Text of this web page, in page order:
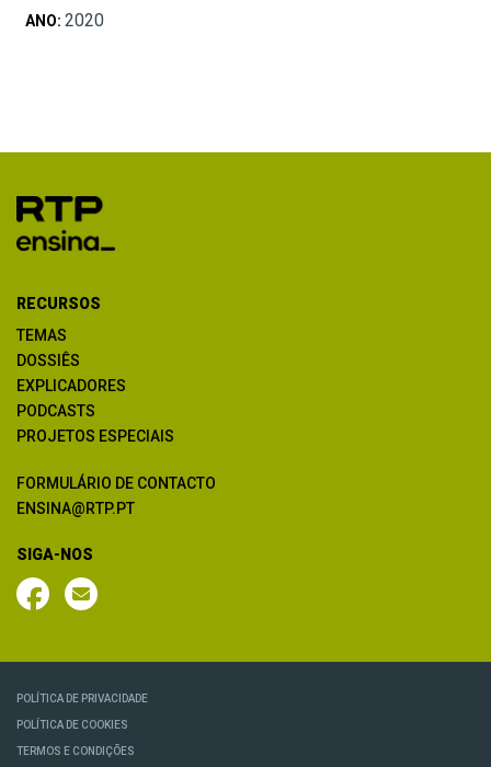
ANO: 2020
RECURSOS
TEMAS
DOSSIÊS
EXPLICADORES
PODCASTS
PROJETOS ESPECIAIS
FORMULÁRIO DE CONTACTO
ENSINA@RTP.PT
SIGA-NOS
POLÍTICA DE PRIVACIDADE
POLÍTICA DE COOKIES
TERMOS E CONDIÇÕES